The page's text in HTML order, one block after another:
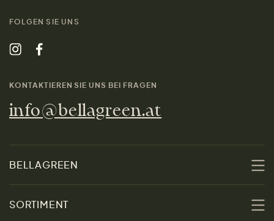
FOLGEN SIE UNS
KONTAKTIEREN SIE UNS BEI FRAGEN
info@bellagreen.at
BELLAGREEN
Über uns
SORTIMENT